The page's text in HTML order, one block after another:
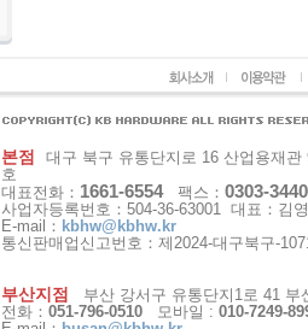
본점
대구 북구 유통단지로 16 산업용재
호
대표전화： 1661-6554팩스： 0303-
사업자등록번호：504-36-63001 대표：김
E-mail： kbhw@kbhw.kr
통신판매업신고번호：제2024-대구북구-
부산지점
부산 강서구 유통단지1로 41 부
전화： 051-796-0510 모바일 : 010-7249-